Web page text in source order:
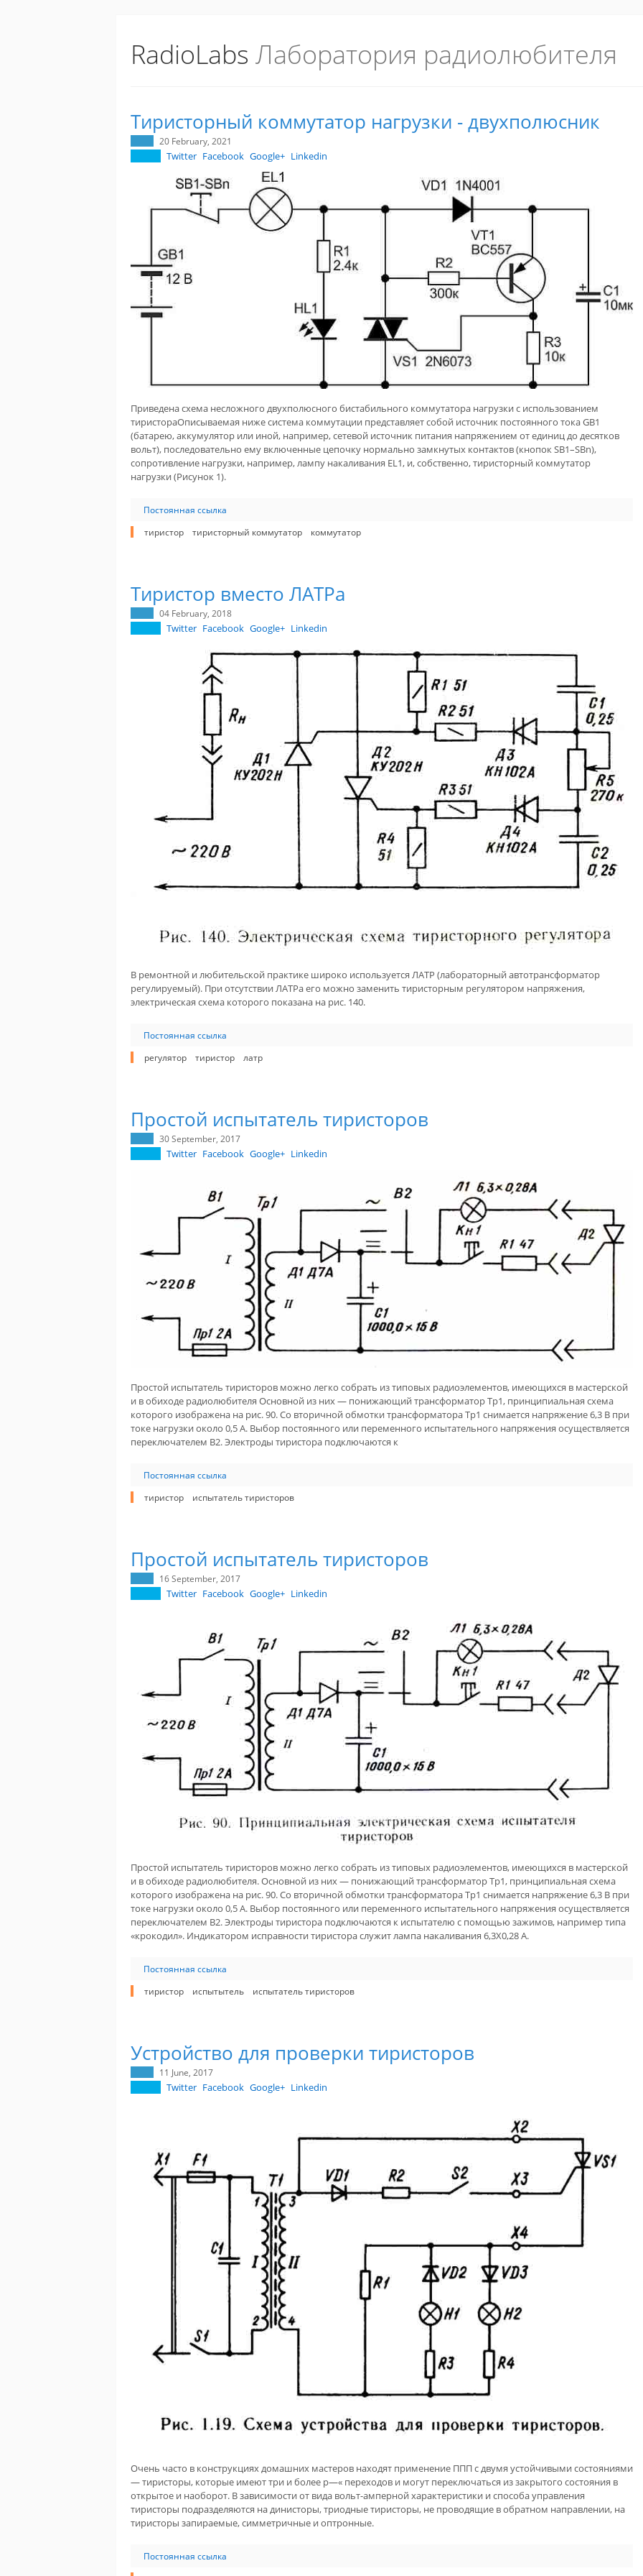
RadioLabs Лаборатория радиолюбителя
Тиристорный коммутатор нагрузки - двухполюсник
20 February, 2021
Twitter Facebook Google+ Linkedin
Приведена схема несложного двухполюсного бистабильного коммутатора нагрузки с использованием
тиристораОписываемая ниже система коммутации представляет собой источник постоянного тока GB1
(батарею, аккумулятор или иной, например, сетевой источник питания напряжением от единиц до десятков
вольт), последовательно ему включенные цепочку нормально замкнутых контактов (кнопок SB1–SBn),
сопротивление нагрузки, например, лампу накаливания EL1, и, собственно, тиристорный коммутатор
нагрузки (Рисунок 1).
Постоянная ссылка
тиристор
тиристорный коммутатор коммутатор
Тиристор вместо ЛАТРа
04 February, 2018
Twitter Facebook Google+ Linkedin
В ремонтной и любительской практике широко используется ЛАТР (лабораторный автотрансформатор
регулируемый). При отсутствии ЛАТРа его можно заменить тиристорным регулятором напряжения,
электрическая схема которого показана на рис. 140.
Постоянная ссылка
регулятор
тиристор латр
Простой испытатель тиристоров
30 September, 2017
Twitter Facebook Google+ Linkedin
Простой испытатель тиристоров можно легко собрать из типовых радиоэлементов, имеющихся в мастерской
и в обиходе радиолюбителя Основной из них — понижающий трансформатор Тр1, принципиальная схема
которого изображена на рис. 90. Со вторичной обмотки трансформатора Тр1 снимается напряжение 6,3 В при
токе нагрузки около 0,5 А. Выбор постоянного или переменного испытательного напряжения осуществляется
переключателем В2. Электроды тиристора подключаются к
Постоянная ссылка
тиристор
испытатель тиристоров
Простой испытатель тиристоров
16 September, 2017
Twitter Facebook Google+ Linkedin
Простой испытатель тиристоров можно легко собрать из типовых радиоэлементов, имеющихся в мастерской
и в обиходе радиолюбителя. Основной из них — понижающий трансформатор Тр1, принципиальная схема
которого изображена на рис. 90. Со вторичной обмотки трансформатора Тр1 снимается напряжение 6,3 В при
токе нагрузки около 0,5 А. Выбор постоянного или переменного испытательного напряжения осуществляется
переключателем В2. Электроды тиристора подключаются к испытателю с помощью зажимов, например типа
«крокодил». Индикатором исправности тиристора служит лампа накаливания 6,3X0,28 А.
Постоянная ссылка
тиристор
испытытель испытатель тиристоров
Устройство для проверки тиристоров
11 June, 2017
Twitter Facebook Google+ Linkedin
Очень часто в конструкциях домашних мастеров находят применение ППП с двумя устойчивыми состояниями
— тиристоры, которые имеют три и более р—« переходов и могут переключаться из закрытого состояния в
открытое и наоборот. В зависимости от вида вольт-амперной характеристики и способа управления
тиристоры подразделяются на динисторы, триодные тиристоры, не проводящие в обратном направлении, на
тиристоры запираемые, симметричные и оптронные.
Постоянная ссылка